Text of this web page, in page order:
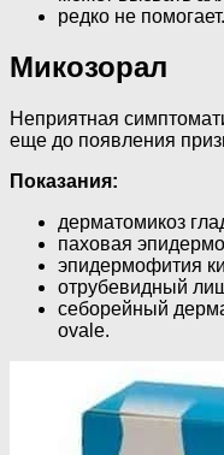
редко не помогает.
Микозорал
Неприятная
еще до появления
Показания:
дерматомикоз
паховая
эпидермофития
отрубевидный
себорейный
ovale.